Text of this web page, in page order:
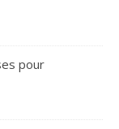
pour